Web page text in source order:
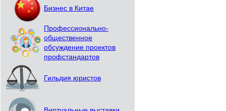
Бизнес в Китае
Профессионально-
общественное
обсуждение проектов
профстандартов
Гильдия юристов